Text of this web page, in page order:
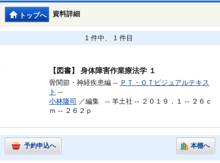
資料詳細
トップへ
1 件中、 1 件目
【図書】 身体障害作業療法学 １
骨関節・神経疾患編 -- ＰＴ・ＯＴビジュアルテキス
ト --
小林隆司
／編集 -- 羊土社 -- ２０１９．１ -- ２６ｃ
ｍ -- ２６２ｐ
予約申込へ 本棚へ